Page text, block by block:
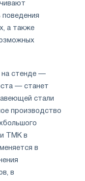
поведения
а также
на стенде —
— станет
стали
производство
ТМК в
в
в